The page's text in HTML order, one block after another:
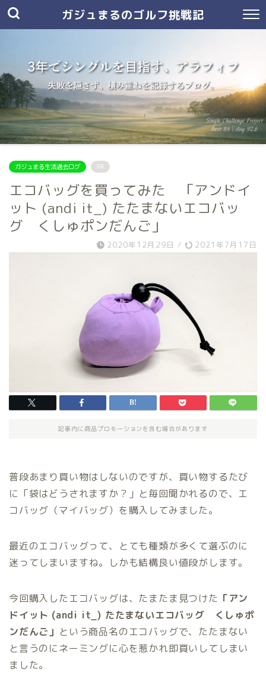
ガジュまるのゴルフ挑戦記
ガジュまる生活過去ログ PR
エコバッグを買ってみた 「アンドイ
ット (andi it_) たたまないエコバッ
グ くしゅポンだんご」
2020年12月29日 / 2021年7月17日
記事内に商品プロモーションを含む場合があります
普段あまり買い物はしないのですが、買い物するたび
に「袋はどうされますか？」と毎回聞かれるので、エ
コバッグ（マイバッグ）を購入してみました。
最近のエコバッグって、とても種類が多くて選ぶのに
迷ってしまいますね。しかも結構良い値段がします。
今回購入したエコバッグは、たまたま見つけた 「アン
ドイット (andi it_) たたまないエコバッグ くしゅポ
ンだんご」 という商品名のエコバッグで、たたまない
と言うのにネーミングに心を惹かれ即買いしてしまい
ました。